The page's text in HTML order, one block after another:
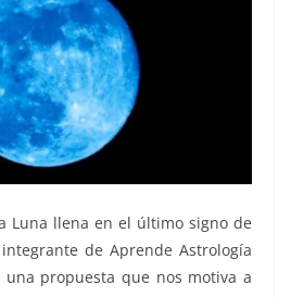
Luna llena en el último signo de
de Aprende Astrología
propuesta que nos motiva a